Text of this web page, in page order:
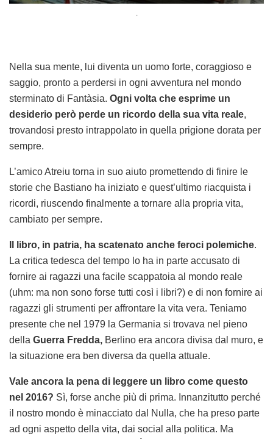
.
Nella sua mente, lui diventa un uomo forte, coraggioso e
saggio, pronto a perdersi in ogni avventura nel mondo
sterminato di Fantàsia. Ogni volta che esprime un
desiderio però perde un ricordo della sua vita reale,
trovandosi presto intrappolato in quella prigione dorata per
sempre.
L’amico Atreiu torna in suo aiuto promettendo di finire le
storie che Bastiano ha iniziato e quest’ultimo riacquista i
ricordi, riuscendo finalmente a tornare alla propria vita,
cambiato per sempre.
Il libro, in patria, ha scatenato anche feroci polemiche.
La critica tedesca del tempo lo ha in parte accusato di
fornire ai ragazzi una facile scappatoia al mondo reale
(uhm: ma non sono forse tutti così i libri?) e di non fornire ai
ragazzi gli strumenti per affrontare la vita vera. Teniamo
presente che nel 1979 la Germania si trovava nel pieno
della Guerra Fredda, Berlino era ancora divisa dal muro, e
la situazione era ben diversa da quella attuale.
Vale ancora la pena di leggere un libro come questo
nel 2016? Sì, forse anche più di prima. Innanzitutto perché
il nostro mondo è minacciato dal Nulla, che ha preso parte
ad ogni aspetto della vita, dai social alla politica. Ma